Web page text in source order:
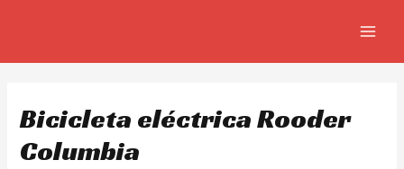
Bicicleta eléctrica Rooder
Columbia